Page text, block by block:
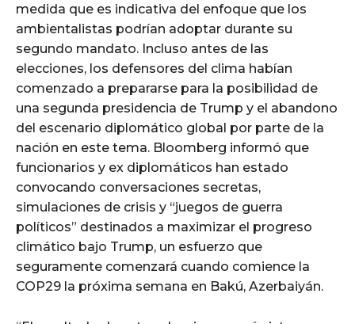
medida que es indicativa del enfoque que los
ambientalistas podrían adoptar durante su
segundo mandato. Incluso antes de las
elecciones, los defensores del clima habían
comenzado a prepararse para la posibilidad de
una segunda presidencia de Trump y el abandono
del escenario diplomático global por parte de la
nación en este tema. Bloomberg informó que
funcionarios y ex diplomáticos han estado
convocando conversaciones secretas,
simulaciones de crisis y “juegos de guerra
políticos” destinados a maximizar el progreso
climático bajo Trump, un esfuerzo que
seguramente comenzará cuando comience la
COP29 la próxima semana en Bakú, Azerbaiyán.